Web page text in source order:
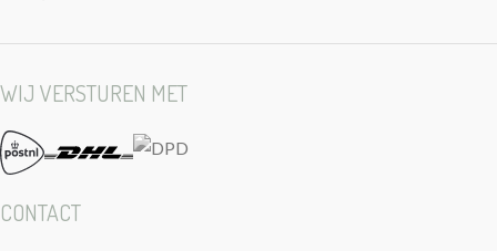
WIJ VERSTUREN MET
CONTACT